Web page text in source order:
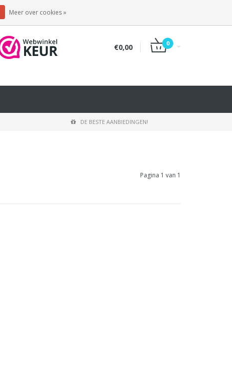
€0,00 0
DE BESTE AANBIEDINGEN!
Pagina 1 van 1
Meer over cookies »